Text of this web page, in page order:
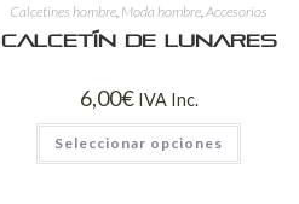
Calcetines hombre Moda hombre ,Accesorios
Calcetín de lunares
6,00€ IVA Inc.
Seleccionar opciones